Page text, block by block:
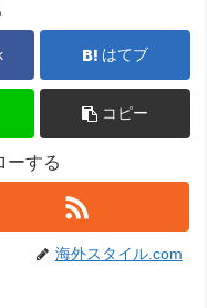
はてブ
コピー
ーする
海外スタイル.com